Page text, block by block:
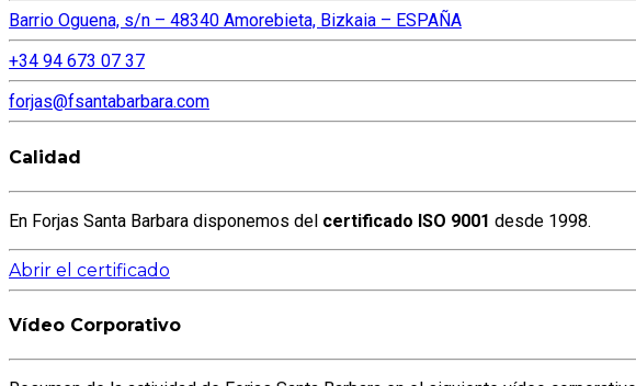
Barrio Oguena, s/n – 48340 Amorebieta, Bizkaia – ESPAÑA
+34 94 673 07 37
forjas@fsantabarbara.com
Calidad
En Forjas Santa Barbara disponemos del certificado ISO 9001 desde 1998.
Abrir el certificado
Vídeo Corporativo